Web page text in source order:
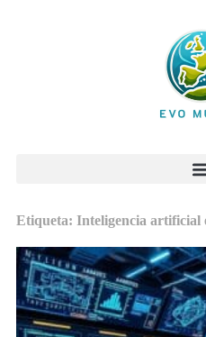
Etiqueta: Inteligencia artificial